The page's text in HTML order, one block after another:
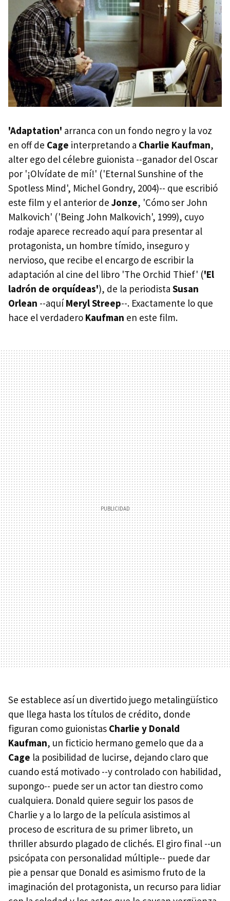
'Adaptation' arranca con un fondo negro y la voz
en off de Cage interpretando a Charlie Kaufman,
alter ego del célebre guionista --ganador del Oscar
por '¡Olvídate de mí!' ('Eternal Sunshine of the
Spotless Mind', Michel Gondry, 2004)-- que escribió
este film y el anterior de Jonze, 'Cómo ser John
Malkovich' ('Being John Malkovich', 1999), cuyo
rodaje aparece recreado aquí para presentar al
protagonista, un hombre tímido, inseguro y
nervioso, que recibe el encargo de escribir la
adaptación al cine del libro 'The Orchid Thief' ('El
ladrón de orquídeas'), de la periodista Susan
Orlean --aquíMeryl Streep--. Exactamente lo que
hace el verdadero Kaufman en este film.
Se establece así un divertido juego metalingüístico
que llega hasta los títulos de crédito, donde
figuran como guionistas Charlie y Donald
Kaufman, un ficticio hermano gemelo que da a
Cage la posibilidad de lucirse, dejando claro que
cuando está motivado --y controlado con habilidad,
supongo-- puede ser un actor tan diestro como
cualquiera. Donald quiere seguir los pasos de
Charlie y a lo largo de la película asistimos al
proceso de escritura de su primer libreto, un
thriller absurdo plagado de clichés. El giro final --un
psicópata con personalidad múltiple-- puede dar
pie a pensar que Donald es asimismo fruto de la
imaginación del protagonista, un recurso para lidiar